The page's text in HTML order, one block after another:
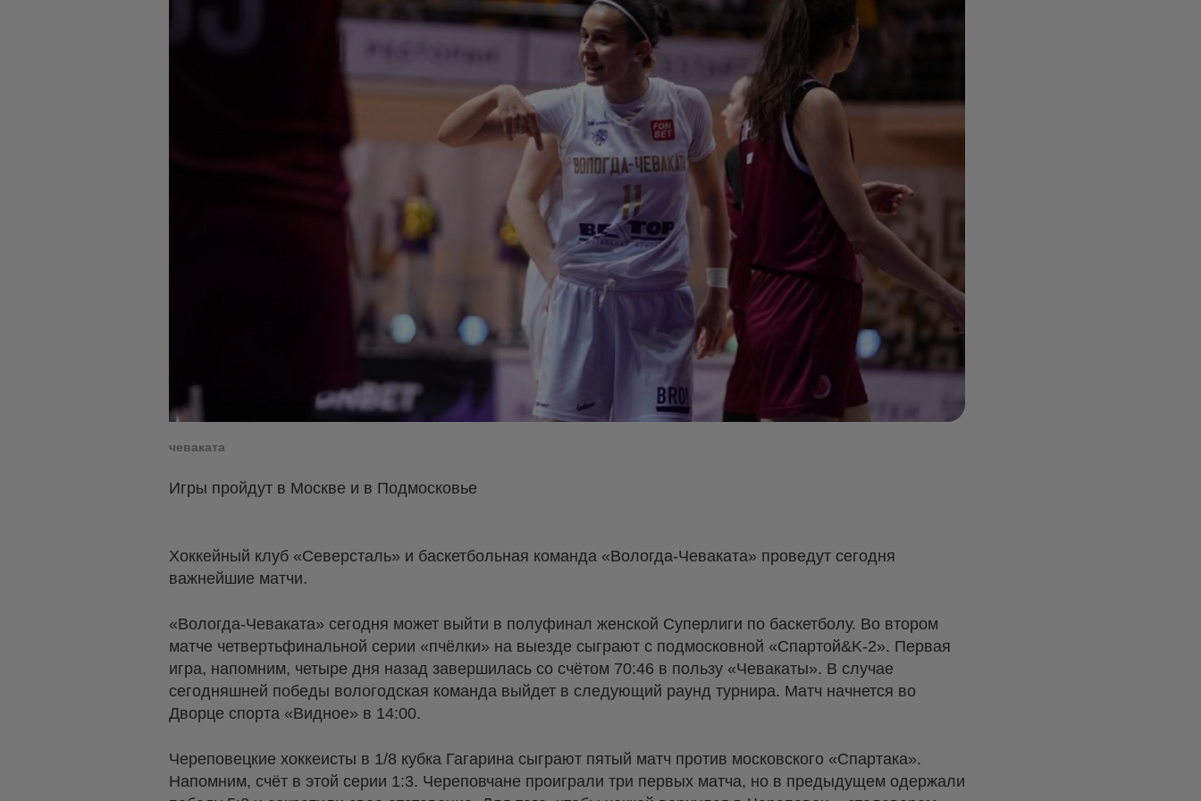
чеваката
Игры пройдут в Москве и в Подмосковье
Хоккейный клуб «Северсталь» и баскетбольная команда «Вологда-Чеваката» проведут сегодня
важнейшие матчи.
«Вологда-Чеваката» сегодня может выйти в полуфинал женской Суперлиги по баскетболу. Во втором
матче четвертьфинальной серии «пчёлки» на выезде сыграют с подмосковной «Спартой&K-2». Первая
игра, напомним, четыре дня назад завершилась со счётом 70:46 в пользу «Чевакаты». В случае
сегодняшней победы вологодская команда выйдет в следующий раунд турнира. Матч начнется во
Дворце спорта «Видное» в 14:00.
Череповецкие хоккеисты в 1/8 кубка Гагарина сыграют пятый матч против московского «Спартака».
Напомним, счёт в этой серии 1:3. Череповчане проиграли три первых матча, но в предыдущем одержали